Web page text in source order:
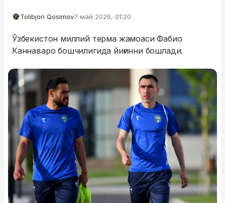
Tolibjon Qosimov7 май 2026, 01:20
Ўзбекистон миллий терма жамоаси Фабио
Каннаваро бошчилигида йиғинни бошлади.